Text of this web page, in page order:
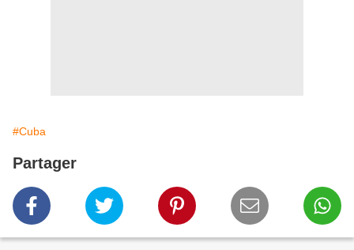
#Cuba
Partager